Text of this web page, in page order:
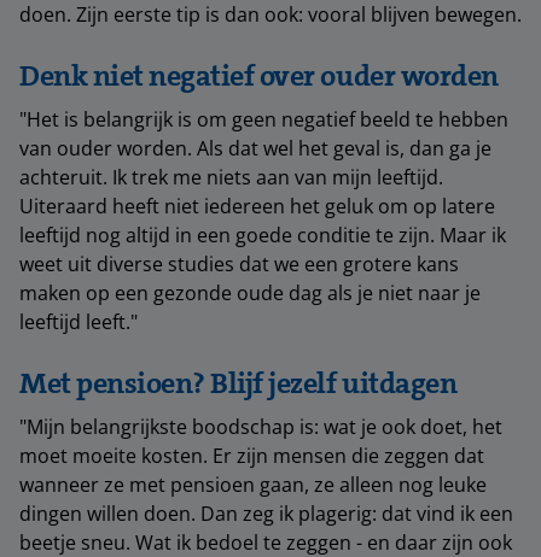
doen. Zijn eerste tip is dan ook: vooral blijven bewegen.
Denk niet negatief over ouder worden
"Het is belangrijk is om geen negatief beeld te hebben
van ouder worden. Als dat wel het geval is, dan ga je
achteruit. Ik trek me niets aan van mijn leeftijd.
Uiteraard heeft niet iedereen het geluk om op latere
leeftijd nog altijd in een goede conditie te zijn. Maar ik
weet uit diverse studies dat we een grotere kans
maken op een gezonde oude dag als je niet naar je
leeftijd leeft."
Met pensioen? Blijf jezelf uitdagen
"Mijn belangrijkste boodschap is: wat je ook doet, het
moet moeite kosten. Er zijn mensen die zeggen dat
wanneer ze met pensioen gaan, ze alleen nog leuke
dingen willen doen. Dan zeg ik plagerig: dat vind ik een
beetje sneu. Wat ik bedoel te zeggen - en daar zijn ook